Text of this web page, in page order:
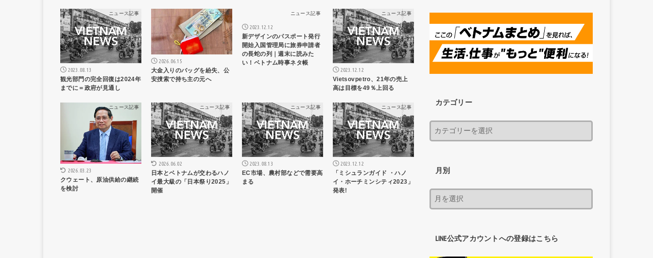
ニュース記事
2023.08.13
観光部門の完全回復は2024年
までに＝政府が見通し
ニュース記事
2026.06.15
大金入りのバッグを紛失、公
安捜索で持ち主の元へ
ニュース記事
2023.12.12
新デザインのパスポート発行
開始入国管理局に旅券申請者
の長蛇の列｜週末に読みた
い！ベトナム時事ネタ帳
ニュース記事
2023.12.12
Vietsovpetro、21年の売上
高は目標を49％上回る
ニュース記事
2026.03.23
クウェート、原油供給の継続
を検討
ニュース記事
2026.06.02
日本とベトナムが交わるハノ
イ最大級の「日本祭り2025」
開催
ニュース記事
2023.08.13
EC市場、農村部などで需要高
まる
ニュース記事
2023.12.12
「ミシュランガイド ・ハノ
イ・ホーチミンシティ2023」
発表!
カテゴリー
月別
LINE公式アカウントへの登録はこちら